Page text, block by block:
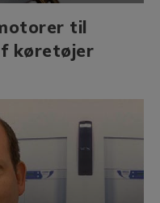
til
køretøjer